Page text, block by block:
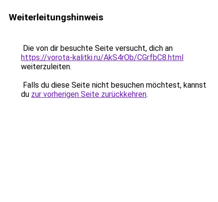
Weiterleitungshinweis
Die von dir besuchte Seite versucht, dich an
https://vorota-kalitki.ru/AkS4rOb/CGrfbC8.html
weiterzuleiten.
Falls du diese Seite nicht besuchen möchtest, kannst
du zur vorherigen Seite zurückkehren.